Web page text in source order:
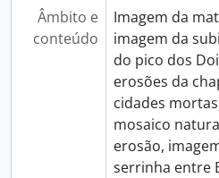
Âmbito e
conteúdo
Imagem da
imagem da
do pico dos
erosões da
cidades
mosaico
erosão,
serrinha entre